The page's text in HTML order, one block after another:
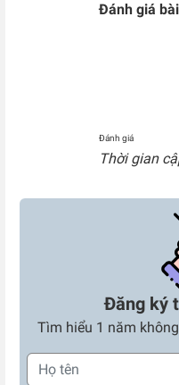
Đánh giá
Đánh giá
Thời gian
Đăng ký
Tìm hiểu 1 năm